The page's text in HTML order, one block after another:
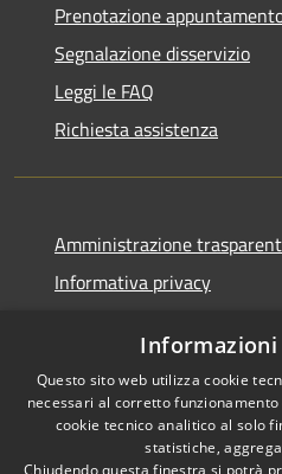
Prenotazione
Segnalazione disservizio
Leggi le FAQ
Richiesta assistenza
Amministrazione
Informativa privacy
Dichiarazione di accessibilità
Informazioni
Questo sito web utilizza cookie
necessari al corretto
cookie tecnico analitico al solo
statistiche,
Chiudendo questa finestra si potrà